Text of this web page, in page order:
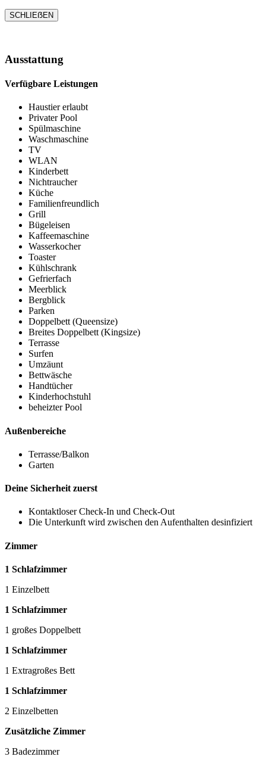
SCHLIEẞEN
Ausstattung
Verfügbare Leistungen
Haustier erlaubt
Privater Pool
Spülmaschine
Waschmaschine
TV
WLAN
Kinderbett
Nichtraucher
Küche
Familienfreundlich
Grill
Bügeleisen
Kaffeemaschine
Wasserkocher
Toaster
Kühlschrank
Gefrierfach
Meerblick
Bergblick
Parken
Doppelbett (Queensize)
Breites Doppelbett (Kingsize)
Terrasse
Surfen
Umzäunt
Bettwäsche
Handtücher
Kinderhochstuhl
beheizter Pool
Außenbereiche
Terrasse/Balkon
Garten
Deine Sicherheit zuerst
Kontaktloser Check-In und Check-Out
Die Unterkunft wird zwischen den Aufenthalten desinfiziert
Zimmer
1 Schlafzimmer
1 Einzelbett
1 Schlafzimmer
1 großes Doppelbett
1 Schlafzimmer
1 Extragroßes Bett
1 Schlafzimmer
2 Einzelbetten
Zusätzliche Zimmer
3 Badezimmer